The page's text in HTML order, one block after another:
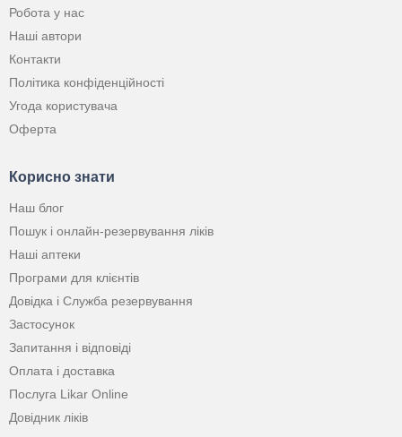
Робота у нас
Наші автори
Контакти
Політика конфіденційності
Угода користувача
Оферта
Корисно знати
Наш блог
Пошук і онлайн-резервування ліків
Наші аптеки
Програми для клієнтів
Довідка і Служба резервування
Застосунок
Запитання і відповіді
Оплата і доставка
Послуга Likar Online
Довідник ліків